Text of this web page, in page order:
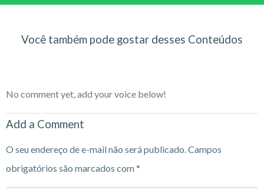
Você também pode gostar desses Conteúdos
No comment yet, add your voice below!
Add a Comment
O seu endereço de e-mail não será publicado.Campos
obrigatórios são marcados com*